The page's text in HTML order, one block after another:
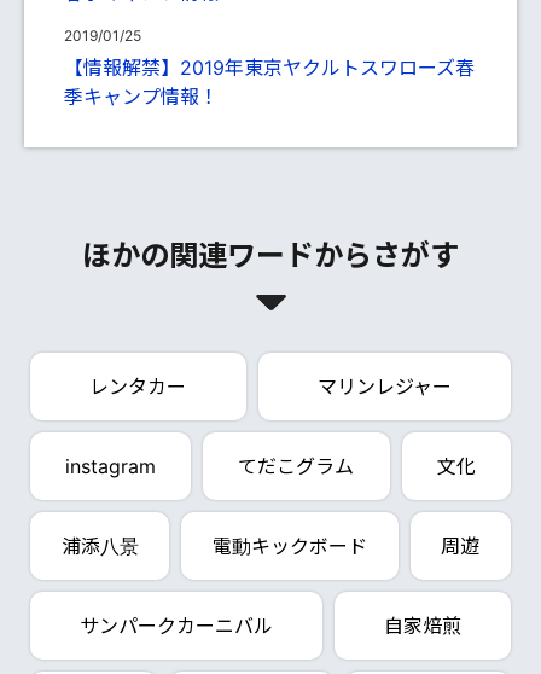
2019/01/25
【情報解禁】2019年東京ヤクルトスワローズ春
季キャンプ情報！
ほかの関連ワードからさがす
レンタカー マリンレジャー
instagram てだこグラム 文化
浦添八景 電動キックボード 周遊
サンパークカーニバル 自家焙煎